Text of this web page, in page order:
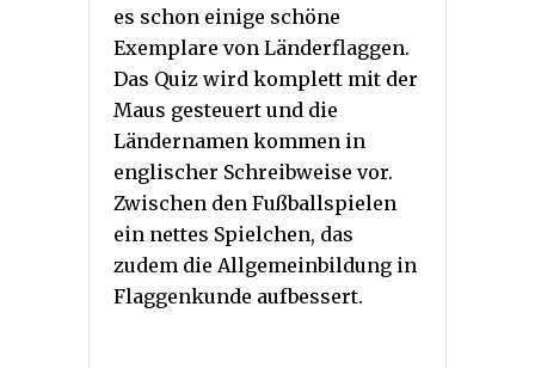
es schon einige schöne
Exemplare von Länderflaggen.
Das Quiz wird komplett mit der
Maus gesteuert und die
Ländernamen kommen in
englischer Schreibweise vor.
Zwischen den Fußballspielen
ein nettes Spielchen, das
zudem die Allgemeinbildung in
Flaggenkunde aufbessert.